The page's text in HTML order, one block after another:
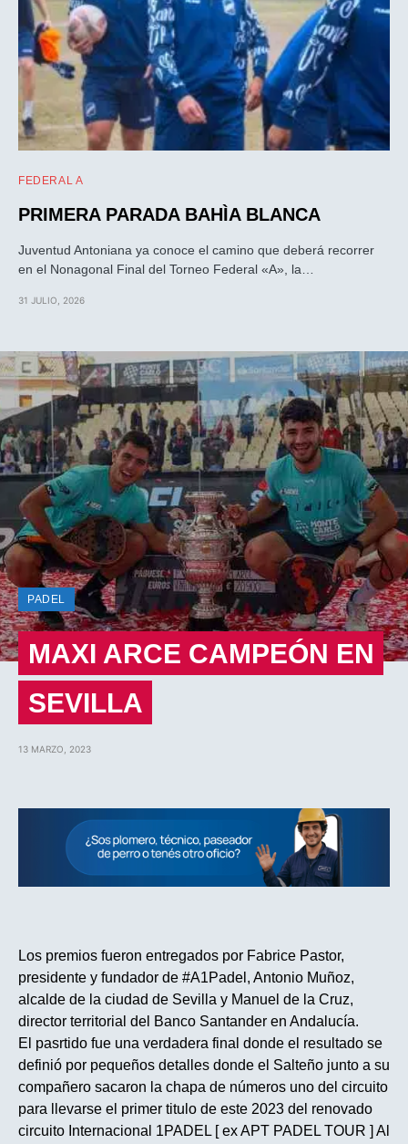
FEDERAL A
PRIMERA PARADA BAHÌA BLANCA
Juventud Antoniana ya conoce el camino que deberá recorrer
en el Nonagonal Final del Torneo Federal «A», la…
31 JULIO, 2026
PADEL
MAXI ARCE CAMPEÓN EN
SEVILLA
13 MARZO, 2023
Los premios fueron entregados por Fabrice Pastor,
presidente y fundador de #A1Padel, Antonio Muñoz,
alcalde de la ciudad de Sevilla y Manuel de la Cruz,
director territorial del Banco Santander en Andalucía.
El pasrtido fue una verdadera final donde el resultado se
definió por pequeños detalles donde el Salteño junto a su
compañero sacaron la chapa de números uno del circuito
para llevarse el primer titulo de este 2023 del renovado
circuito Internacional 1PADEL [ ex APT PADEL TOUR ] Al